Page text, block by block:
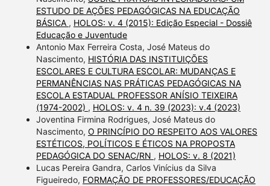
ESTUDO DE AÇÕES PEDAGÓGICAS NA EDUCAÇÃO
BÁSICA , HOLOS: v. 4 (2015): Edição Especial - Dossiê
Educação e Juventude
Antonio Max Ferreira Costa, José Mateus do
Nascimento, HISTÓRIA DAS INSTITUIÇÕES
ESCOLARES E CULTURA ESCOLAR: MUDANÇAS E
PERMANÊNCIAS NAS PRÁTICAS PEDAGÓGICAS NA
ESCOLA ESTADUAL PROFESSOR ANÍSIO TEIXEIRA
(1974-2002) , HOLOS: v. 4 n. 39 (2023): v.4 (2023)
Joventina Firmina Rodrigues, José Mateus do
Nascimento, O PRINCÍPIO DO RESPEITO AOS VALORES
ESTÉTICOS, POLÍTICOS E ÉTICOS NA PROPOSTA
PEDAGÓGICA DO SENAC/RN , HOLOS: v. 8 (2021)
Lucas Pereira Gandra, Carlos Vinícius da Silva
Figueiredo, FORMAÇÃO DE PROFESSORES/EDUCAÇÃO